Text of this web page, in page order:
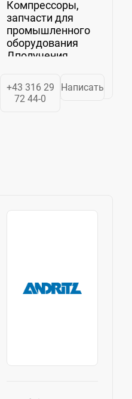
Компрессоры,
запчасти для
промышленного
оборудования
Дполучения
информации о
компании или о
предлагаемой
+43 316 29
72 44-0
Написать